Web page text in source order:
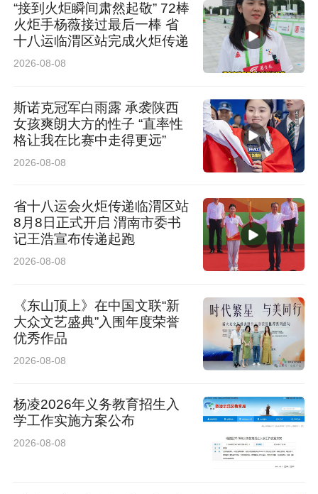
“接到火炬瞬间肃然起敬” 72棒
火炬手杨薇接过最后一棒 省
十八运临渭区站完成火炬传递
2026-08-08
斯诺克冠军白雨露 承袭陕西
女孩爽朗大方的性子 “直率性
格让我在比赛中走得更远”
2026-08-08
省十八运会火炬传递临渭区站
8月8日正式开启 渭南市委书
记王浩宣布传递起跑
2026-08-08
《东山顶上》在中国文联“新
大众文艺盛典”入围年度荣誉
优秀作品
2026-08-08
杨凌2026年义务教育招生入
学工作实施方案公布
2026-08-08